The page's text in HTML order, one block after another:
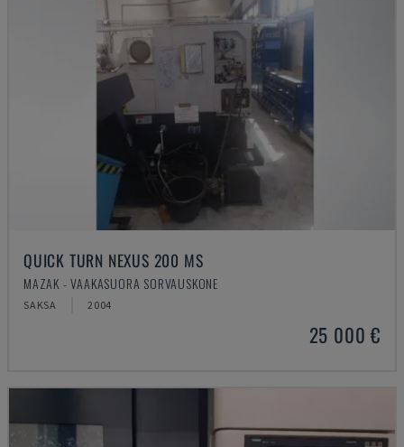
QUICK TURN NEXUS 200 MS
MAZAK - VAAKASUORA SORVAUSKONE
SAKSA 2004
25 000 €